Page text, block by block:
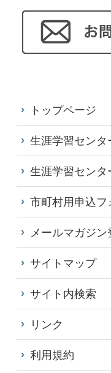
トップページ
生涯学習センタ
生涯学習センタ
市町村用申込フ
メールマガジ
サイトマップ
サイト内検索
リンク
利用規約